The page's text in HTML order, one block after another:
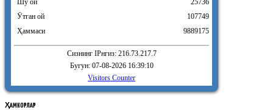
Ӯтган ой
Ҳаммаси
107749
9889175
Сизнинг IPнгиз: 216.73.217.7
Бугун: 07-08-2026 16:39:10
Visitors Counter
ҲАМКОРЛАР